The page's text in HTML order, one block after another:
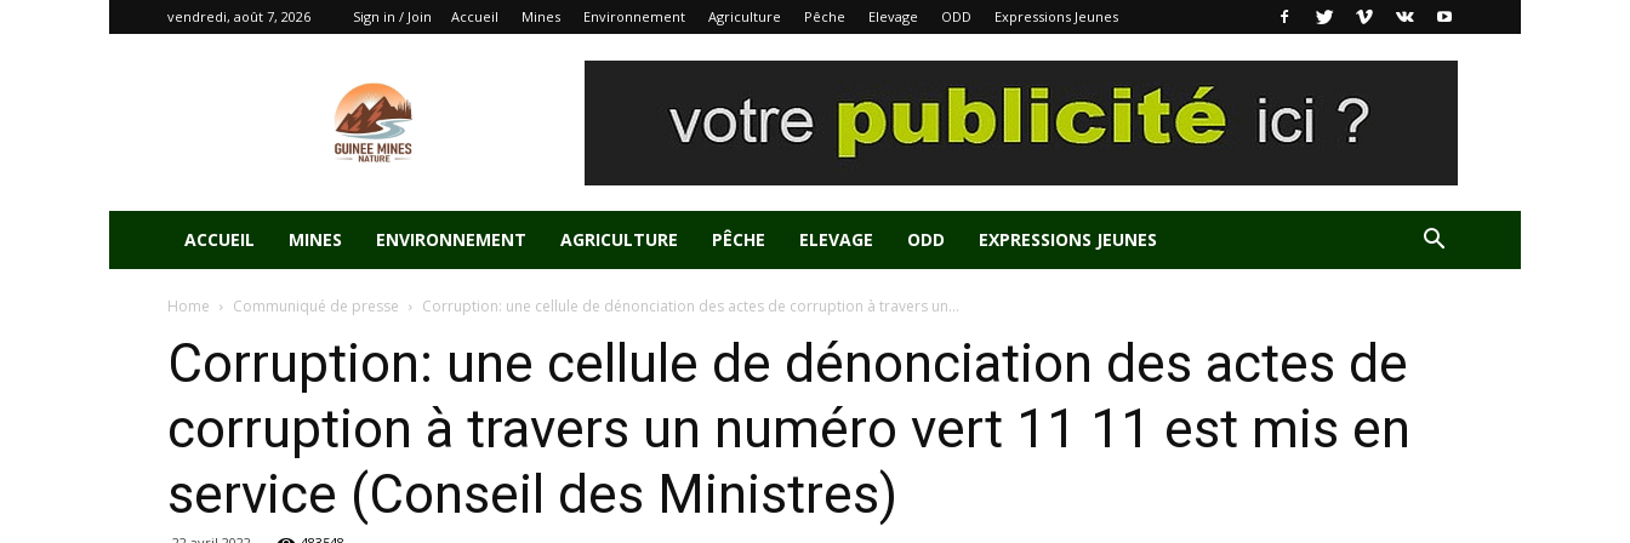
vendredi, août 7, 2026 Sign in / Join Accueil Mines Environnement Agriculture Pêche Elevage ODD Expressions Jeunes
ACCUEIL MINES ENVIRONNEMENT AGRICULTURE PÊCHE ELEVAGE ODD EXPRESSIONS JEUNES
Home Communiqué de presse Corruption: une cellule de dénonciation des actes de corruption à travers un...
Corruption: une cellule de dénonciation des actes de
corruption à travers un numéro vert 11 11 est mis en
service (Conseil des Ministres)